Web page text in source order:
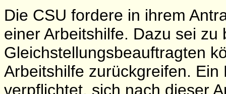
Die CSU fordere in ihrem
einer Arbeitshilfe. Dazu sei zu
Gleichstellungsbeauftragten
Arbeitshilfe zurückgreifen.
verpflichtet, sich nach dieser